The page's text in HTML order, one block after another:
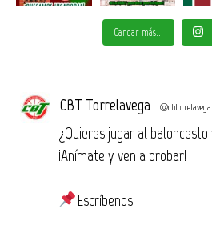
Cargar más...
CBT Torrelavega @cbtorrelavega
¿Quieres jugar al
¡Anímate y ven a probar!
Escríbenos